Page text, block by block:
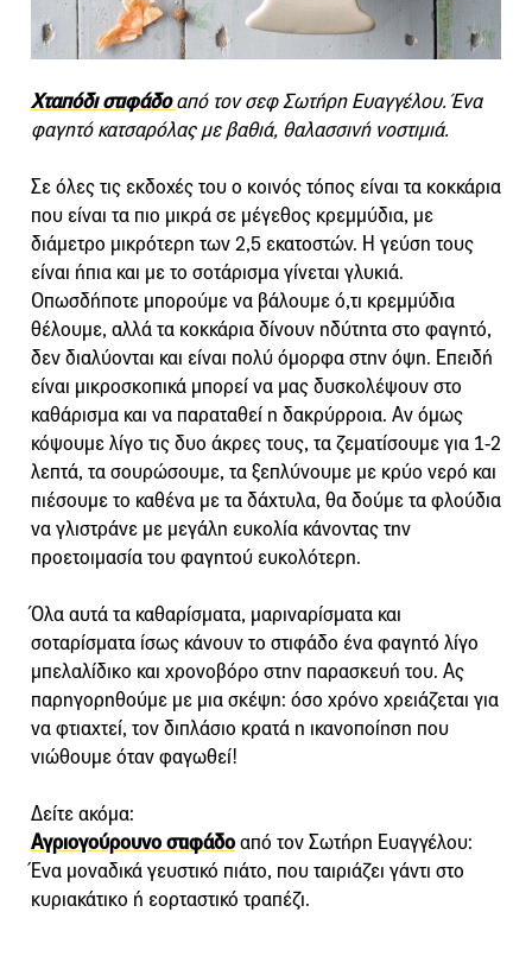
Χταπόδι στιφάδο από τον σεφ Σωτήρη Ευαγγέλου. Ένα
φαγητό κατσαρόλας με βαθιά, θαλασσινή νοστιμιά.
Σε όλες τις εκδοχές του ο κοινός τόπος είναι τα κοκκάρια
που είναι τα πιο μικρά σε μέγεθος κρεμμύδια, με
διάμετρο μικρότερη των 2,5 εκατοστών. Η γεύση τους
είναι ήπια και με το σοτάρισμα γίνεται γλυκιά.
Οπωσδήποτε μπορούμε να βάλουμε ό,τι κρεμμύδια
θέλουμε, αλλά τα κοκκάρια δίνουν ηδύτητα στο φαγητό,
δεν διαλύονται και είναι πολύ όμορφα στην όψη. Επειδή
είναι μικροσκοπικά μπορεί να μας δυσκολέψουν στο
καθάρισμα και να παραταθεί η δακρύρροια. Αν όμως
κόψουμε λίγο τις δυο άκρες τους, τα ζεματίσουμε για 1-2
λεπτά, τα σουρώσουμε, τα ξεπλύνουμε με κρύο νερό και
πιέσουμε το καθένα με τα δάχτυλα, θα δούμε τα φλούδια
να γλιστράνε με μεγάλη ευκολία κάνοντας την
προετοιμασία του φαγητού ευκολότερη.
Όλα αυτά τα καθαρίσματα, μαριναρίσματα και
σοταρίσματα ίσως κάνουν το στιφάδο ένα φαγητό λίγο
μπελαλίδικο και χρονοβόρο στην παρασκευή του. Ας
παρηγορηθούμε με μια σκέψη: όσο χρόνο χρειάζεται για
να φτιαχτεί, τον διπλάσιο κρατά η ικανοποίηση που
νιώθουμε όταν φαγωθεί!
Δείτε ακόμα:
Αγριογούρουνο στιφάδοαπό τον Σωτήρη Ευαγγέλου:
Ένα μοναδικά γευστικό πιάτο, που ταιριάζει γάντι στο
κυριακάτικο ή εορταστικό τραπέζι.